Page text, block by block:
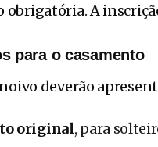
A
para o casamento
deverão
original, para